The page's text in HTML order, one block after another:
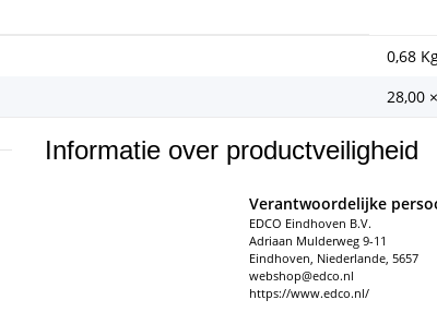
0,68
28,00
Informatie over productveiligheid
Verantwoordelijke
EDCO Eindhoven B.V.
Adriaan Mulderweg 9-11
Eindhoven, Niederlande, 5657
webshop@edco.nl
https://www.edco.nl/